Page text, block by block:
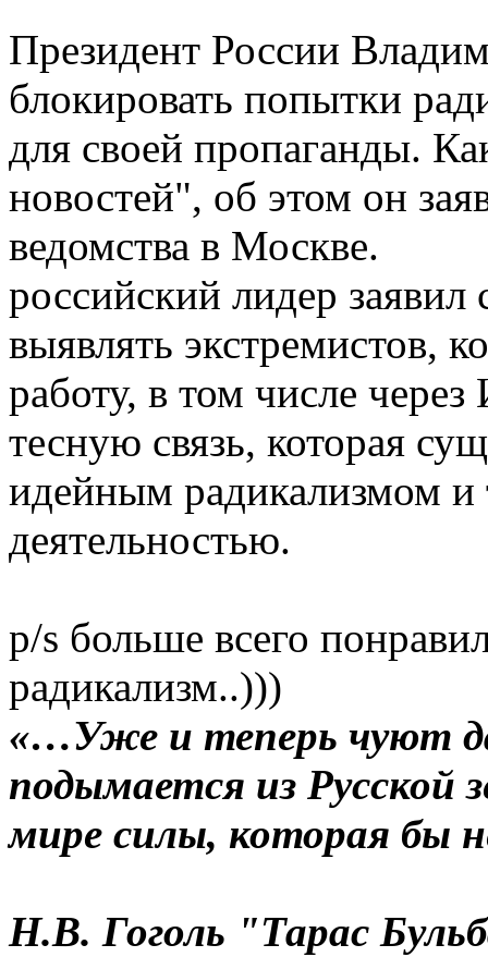
Президент России
блокировать попытки
для своей пропаганды.
новостей", об этом он
ведомства в Москве.
российский лидер
выявлять экстремистов,
работу, в том числе
тесную связь, которая
идейным радикализмом и
деятельностью.
p/s больше всего
радикализм..)))
«…Уже и теперь чуют
подымается из Русской
мире силы, которая бы
Н.В. Гоголь "Тарас